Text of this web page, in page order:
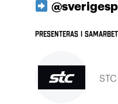
Presenteras i
STC